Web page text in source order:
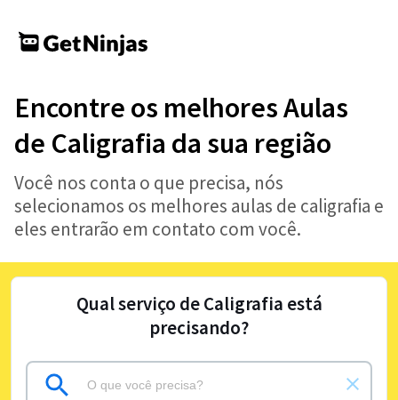
Encontre os melhores Aulas
de Caligrafia da sua região
Você nos conta o que precisa, nós
selecionamos os melhores aulas de caligrafia e
eles entrarão em contato com você.
Qual serviço de Caligrafia está
precisando?